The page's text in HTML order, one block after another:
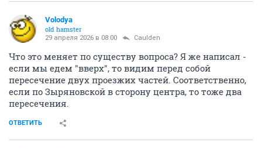
Volodya
old hamster
29 апреля 2026 в 08:00 Caulden
Что это меняет по существу вопроса? Я же написал -
если мы едем "вверх", то видим перед собой
пересечение двух проезжих частей. Соответственно,
если по Зыряновской в сторону центра, то тоже два
пересечения.
ОТВЕТИТЬ